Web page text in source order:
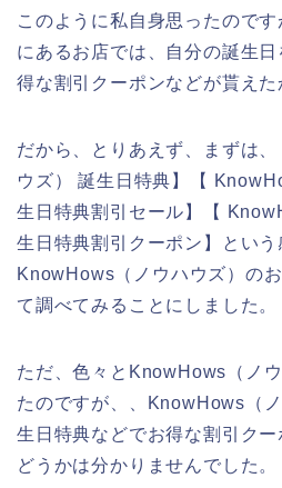
このように私自身思ったので
にあるお店では、自分の誕生
得な割引クーポンなどが貰えた
だから、とりあえず、まずは
ウズ） 誕生日特典】【
生日特典割引セール】【
生日特典割引クーポン】という
KnowHows（ノウハウズ）の
て調べてみることにしました。
ただ、色々とKnowHows（ノ
たのですが、、KnowHows（
生日特典などでお得な割引ク
どうかは分かりませんでした。